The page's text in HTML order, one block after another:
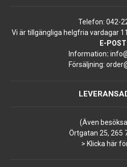
Telefon: 042-
Vi är tillgängliga helgfria vardagar
E-
Information:
Försäljning:
(Även
Örtgatan 25, 265
> Klicka här